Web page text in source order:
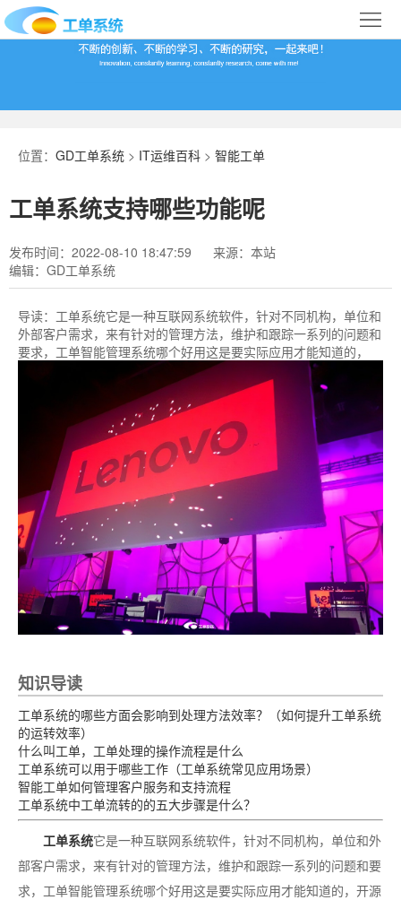
首
百
科
下
载
我
业
位置： GD工单系统 > IT运维百科 > 智能工单
工单系统支持哪些功能呢
发布时间：2022-08-10 18:47:59
来源：本站
编辑：GD工单系统
导读： 工单系统它是一种互联网系统软件，针对不同机构，单位和
外部客户需求，来有针对的管理方法，维护和跟踪一系列的问题和
要求，工单智能管理系统哪个好用这是要实际应用才能知道的，
知识导读
工单系统的哪些方面会影响到处理方法效率？（如何提升工单系统
的运转效率）
什么叫工单，工单处理的操作流程是什么
工单系统可以用于哪些工作（工单系统常见应用场景）
智能工单如何管理客户服务和支持流程
工单系统中工单流转的的五大步骤是什么？
工单系统它是一种互联网系统软件，针对不同机构，单位和外
部客户需求，来有针对的管理方法，维护和跟踪一系列的问题和要
求，工单智能管理系统哪个好用这是要实际应用才能知道的，开源